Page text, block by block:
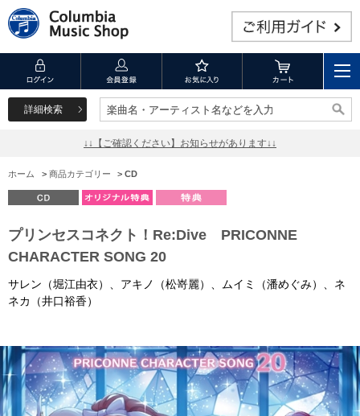
詳細検索 楽曲名・アーティスト名などを入力
楽曲名・アーティスト名などを入力
↓↓【ご確認ください】お知らせがあります↓↓
ホーム > 商品カテゴリー > CD
プリンセスコネクト！Re:Dive PRICONNE
CHARACTER SONG 20
サレン（堀江由衣）、アキノ（松嵜麗）、ムイミ（潘めぐみ）、ネ
ネカ（井口裕香）